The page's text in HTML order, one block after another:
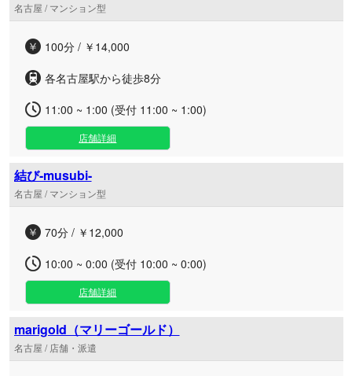
名古屋 / マンション型
100分 / ￥14,000
各名古屋駅から徒歩8分
11:00 ~ 1:00 (受付 11:00 ~ 1:00)
店舗詳細
結び-musubi-
名古屋 / マンション型
70分 / ￥12,000
10:00 ~ 0:00 (受付 10:00 ~ 0:00)
店舗詳細
marigold（マリーゴールド）
名古屋 / 店舗・派遣